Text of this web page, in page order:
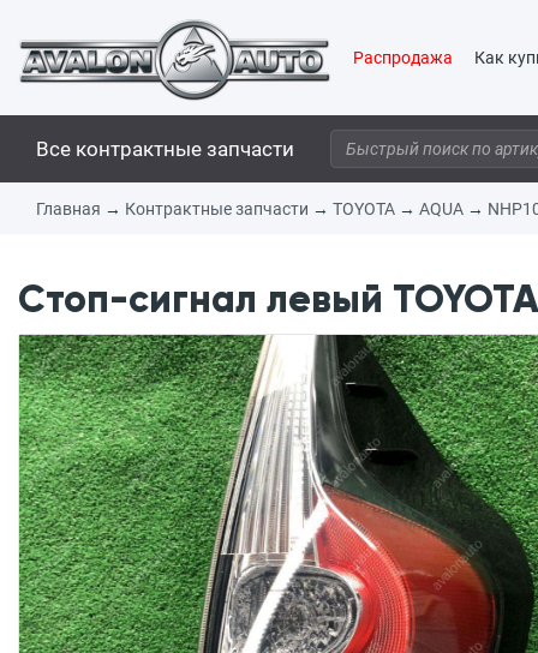
Распродажа Как
Все контрактные запчасти
Главная → Контрактные запчасти → TOYOTA → AQUA →
Стоп-сигнал левый TOYOTA